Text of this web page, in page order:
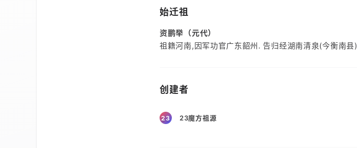
始迁祖
资鹏举（元代）
祖籍河南,因军功官广东韶州. 告归经湖南清泉(今衡南县)
创建者
23 23魔方祖源